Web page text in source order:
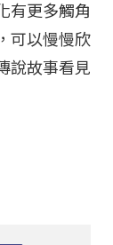
有更多觸角
可以慢慢欣
說故事看見